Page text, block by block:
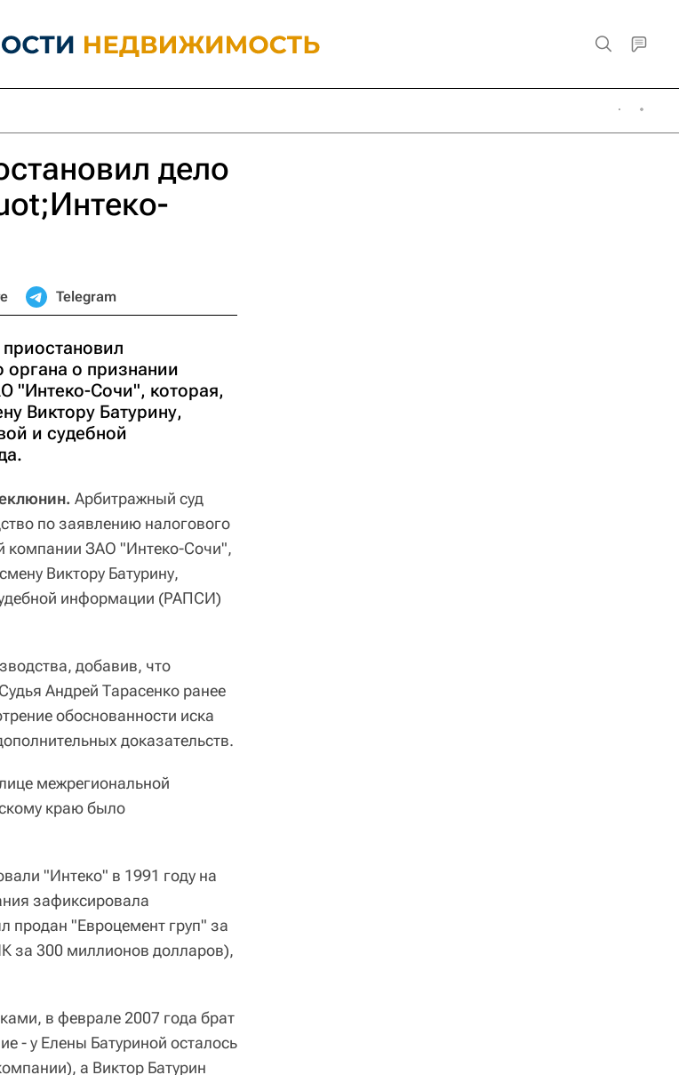
дело
Telegram
органа о признании
"Интеко-Сочи", которая,
Виктору Батурину,
и судебной
Арбитражный суд
по заявлению налогового
компании ЗАО "Интеко-Сочи",
Виктору Батурину,
информации (РАПСИ)
добавив, что
Андрей Тарасенко ранее
обоснованности иска
доказательств.
межрегиональной
краю было
"Интеко" в 1991 году на
зафиксировала
продан "Евроцемент груп" за
за 300 миллионов долларов),
в феврале 2007 года брат
- у Елены Батуриной осталось
а Виктор Батурин